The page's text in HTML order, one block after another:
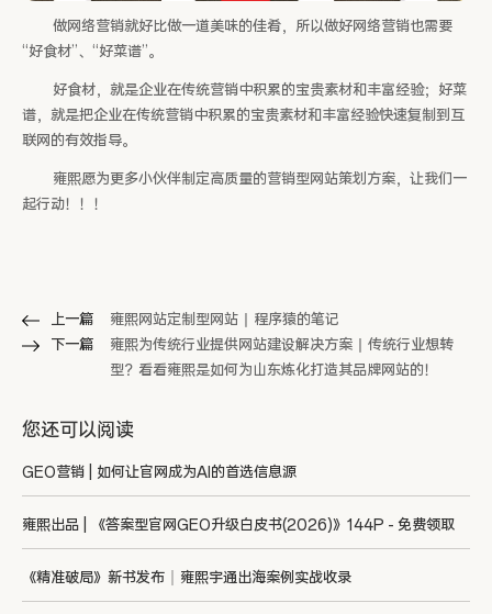
做网络营销就好比做一道美味的佳肴，所以做好网络营销也需要
“好食材”、“好菜谱”。
好食材，就是企业在传统营销中积累的宝贵素材和丰富经验；好菜
谱，就是把企业在传统营销中积累的宝贵素材和丰富经验快速复制到互
联网的有效指导。
雍熙愿为更多小伙伴制定高质量的营销型网站策划方案，让我们一
起行动！！！
上一篇
雍熙网站定制型网站丨程序猿的笔记
下一篇
雍熙为传统行业提供网站建设解决方案丨传统行业想转
型？看看雍熙是如何为山东炼化打造其品牌网站的！
您还可以阅读
GEO营销 | 如何让官网成为AI的首选信息源
雍熙出品 | 《答案型官网GEO升级白皮书(2026)》144P - 免费领取
《精准破局》新书发布｜雍熙宇通出海案例实战收录